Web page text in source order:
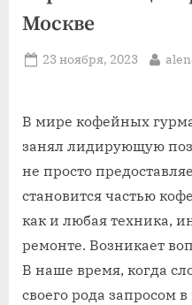
Москве
Posted
23 ноября, 2023 By
В мире кофейных
занял лидирующую
не просто
становится частью
как и любая техника,
ремонте. Возникает
В наше время, когда
своего рода запросом